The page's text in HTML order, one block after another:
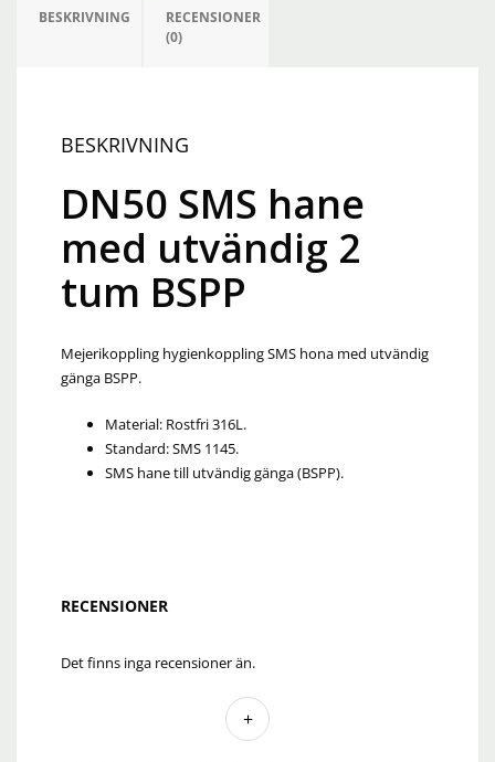
BESKRIVNING
RECENSIONER
(0)
BESKRIVNING
DN50 SMS hane
med utvändig 2
tum BSPP
Mejerikoppling hygienkoppling SMS hona med utvändig
gänga BSPP.
Material: Rostfri 316L.
Standard: SMS 1145.
SMS hane till utvändig gänga (BSPP).
RECENSIONER
Det finns inga recensioner än.